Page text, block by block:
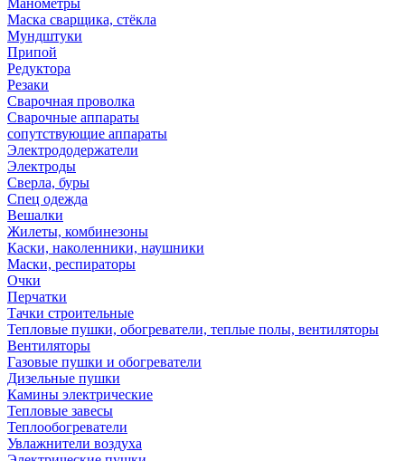
Манометры
Маска сварщика, стёкла
Мундштуки
Припой
Редуктора
Резаки
Сварочная проволка
Сварочные аппараты
сопутствующие аппараты
Электрододержатели
Электроды
Сверла, буры
Спец одежда
Вешалки
Жилеты, комбинезоны
Каски, наколенники, наушники
Маски, респираторы
Очки
Перчатки
Тачки строительные
Тепловые пушки, обогреватели, теплые полы, вентиляторы
Вентиляторы
Газовые пушки и обогреватели
Дизельные пушки
Камины электрические
Тепловые завесы
Теплообогреватели
Увлажнители воздуха